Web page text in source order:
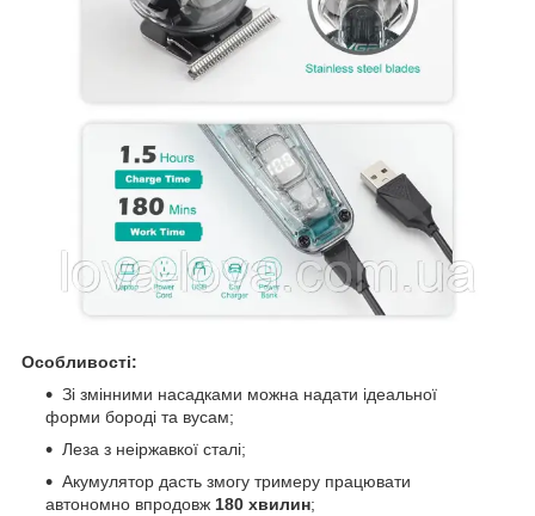
Особливості:
Зі змінними насадками можна надати ідеальної
форми бороді та вусам;
Леза з неіржавкої сталі;
Акумулятор дасть змогу тримеру працювати
автономно впродовж 180 хвилин;